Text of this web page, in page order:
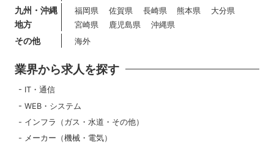
九州・沖縄
地方
福岡県 佐賀県 長崎県 熊本県
大分県
宮崎県
鹿児島県 沖縄県
その他 海外
業界から求人を探す
IT・通信
WEB・システム
インフラ（ガス・水道・その他）
メーカー（機械・電気）